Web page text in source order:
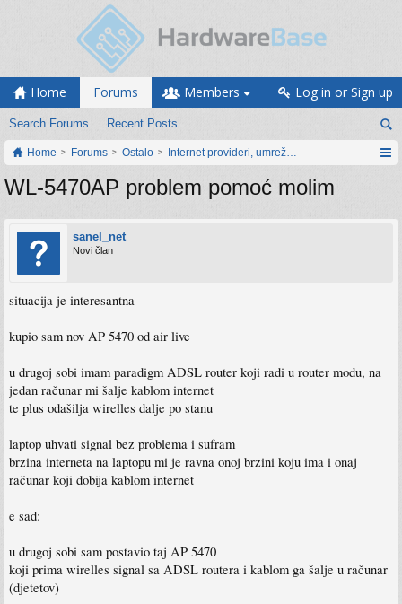
Home Forums
Search Forums Recent Posts
Members Log in or Sign up
Home Forums Ostalo Internet provideri, umrežavanje i web servisi
WL-5470AP problem pomoć molim
sanel_net
Novi član
situacija je interesantna
kupio sam nov AP 5470 od air live
u drugoj sobi imam paradigm ADSL router koji radi u router modu, na
jedan računar mi šalje kablom internet
te plus odašilja wirelles dalje po stanu
laptop uhvati signal bez problema i sufram
brzina interneta na laptopu mi je ravna onoj brzini koju ima i onaj
računar koji dobija kablom internet
e sad:
u drugoj sobi sam postavio taj AP 5470
koji prima wirelles signal sa ADSL routera i kablom ga šalje u računar
(djetetov)